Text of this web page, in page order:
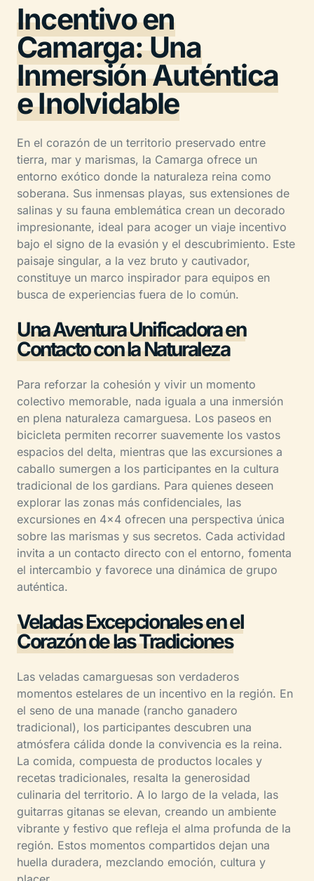
Incentivo en
Camarga: Una
Inmersión Auténtica
e Inolvidable
En el corazón de un territorio preservado entre
tierra, mar y marismas, la Camarga ofrece un
entorno exótico donde la naturaleza reina como
soberana. Sus inmensas playas, sus extensiones de
salinas y su fauna emblemática crean un decorado
impresionante, ideal para acoger un viaje incentivo
bajo el signo de la evasión y el descubrimiento. Este
paisaje singular, a la vez bruto y cautivador,
constituye un marco inspirador para equipos en
busca de experiencias fuera de lo común.
Una Aventura Unificadora en
Contacto con la Naturaleza
Para reforzar la cohesión y vivir un momento
colectivo memorable, nada iguala a una inmersión
en plena naturaleza camarguesa. Los paseos en
bicicleta permiten recorrer suavemente los vastos
espacios del delta, mientras que las excursiones a
caballo sumergen a los participantes en la cultura
tradicional de los gardians. Para quienes deseen
explorar las zonas más confidenciales, las
excursiones en 4×4 ofrecen una perspectiva única
sobre las marismas y sus secretos. Cada actividad
invita a un contacto directo con el entorno, fomenta
el intercambio y favorece una dinámica de grupo
auténtica.
Veladas Excepcionales en el
Corazón de las Tradiciones
Las veladas camarguesas son verdaderos
momentos estelares de un incentivo en la región. En
el seno de una manade (rancho ganadero
tradicional), los participantes descubren una
atmósfera cálida donde la convivencia es la reina.
La comida, compuesta de productos locales y
recetas tradicionales, resalta la generosidad
culinaria del territorio. A lo largo de la velada, las
guitarras gitanas se elevan, creando un ambiente
vibrante y festivo que refleja el alma profunda de la
región. Estos momentos compartidos dejan una
huella duradera, mezclando emoción, cultura y